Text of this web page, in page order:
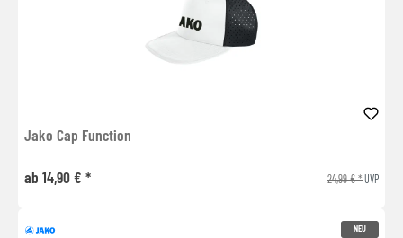
Jako Cap Function
ab 14,90 € * 24,99 € *UVP
NEU